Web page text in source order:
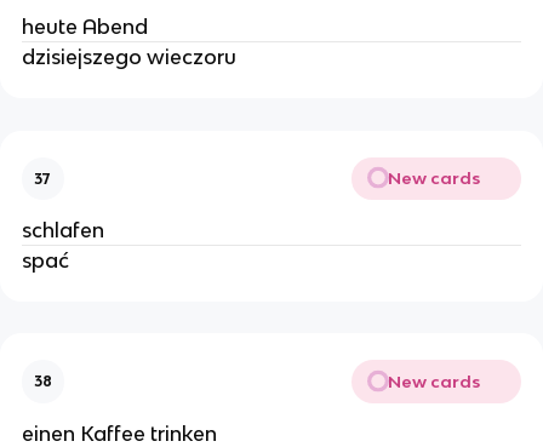
heute Abend
dzisiejszego wieczoru
37 New cards
schlafen
spać
38 New cards
einen Kaffee trinken